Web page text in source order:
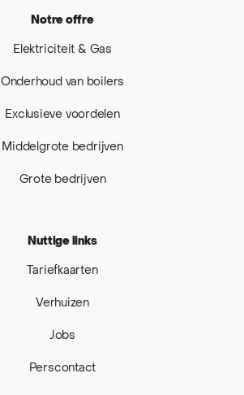
Notre offre
Elektriciteit & Gas
Onderhoud van boilers
Exclusieve voordelen
Middelgrote bedrijven
Grote bedrijven
Nuttige links
Tariefkaarten
Verhuizen
Jobs
Perscontact